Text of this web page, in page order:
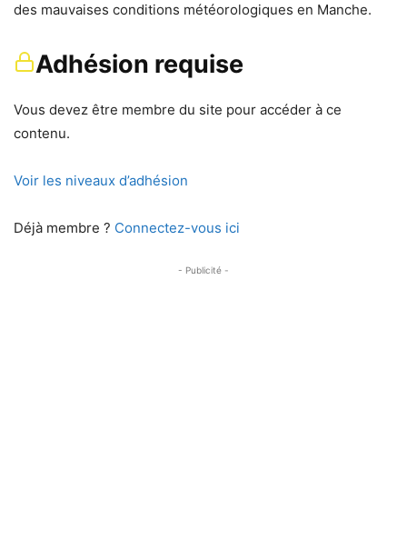
des mauvaises conditions météorologiques en Manche.
Adhésion requise
Vous devez être membre du site pour accéder à ce
contenu.
Voir les niveaux d’adhésion
Déjà membre ? Connectez-vous ici
- Publicité -